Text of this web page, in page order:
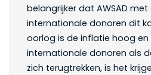
belangrijker dat AWSAD
internationale donoren dit
oorlog is de inflatie hoog
internationale donoren als
zich terugtrekken, is het